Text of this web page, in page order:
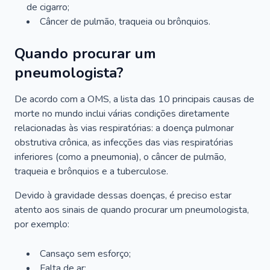
de cigarro;
Câncer de pulmão, traqueia ou brônquios.
Quando procurar um
pneumologista?
De acordo com a OMS, a lista das 10 principais causas de
morte no mundo inclui várias condições diretamente
relacionadas às vias respiratórias: a doença pulmonar
obstrutiva crônica, as infecções das vias respiratórias
inferiores (como a pneumonia), o câncer de pulmão,
traqueia e brônquios e a tuberculose.
Devido à gravidade dessas doenças, é preciso estar
atento aos sinais de quando procurar um pneumologista,
por exemplo:
Cansaço sem esforço;